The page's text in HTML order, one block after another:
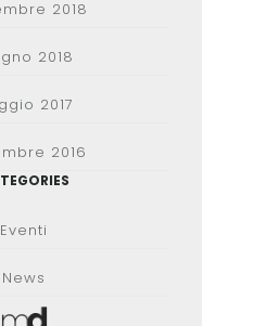
2018
2018
2017
2016
Eventi
News